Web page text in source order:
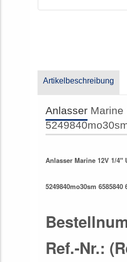
Artikelbeschreibung
Anlasser Marine
Anlasser Marine 12V 1/4"
5249840mo30sm 6585840
Ref.-Nr.: